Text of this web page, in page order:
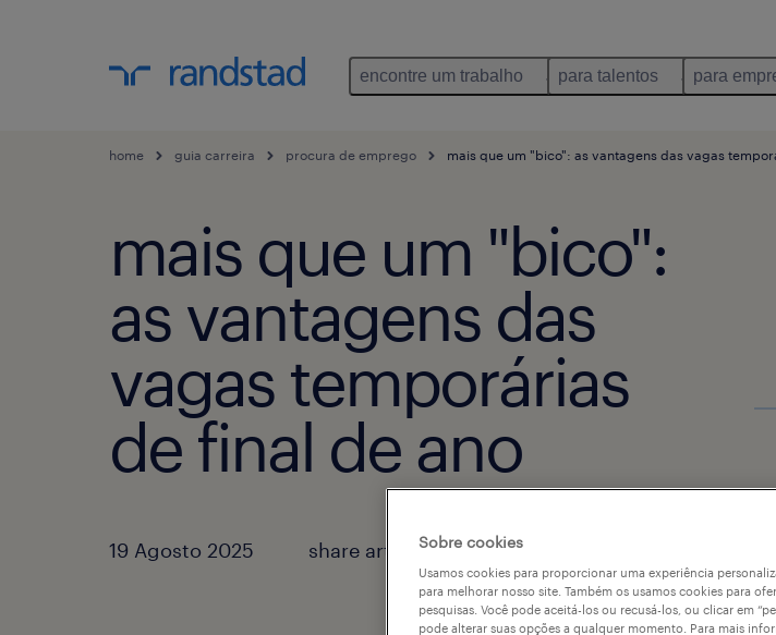
encontre um trabalho para talentos para
home guia carreira procura de emprego mais que um "bico": as vantagens das vagas
mais que um "bico":
as vantagens das
vagas temporárias
de final de ano
19 Agosto 2025 share article:Sobre cookies
Usamos cookies para proporcionar uma experiência
para melhorar nosso site. Também os usamos cookies para
pesquisas. Você pode aceitá-los ou recusá-los, ou clicar em
pode alterar suas opções a qualquer momento. Para mais